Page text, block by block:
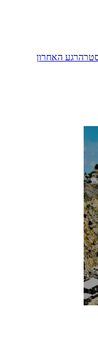
הרגע האחרון